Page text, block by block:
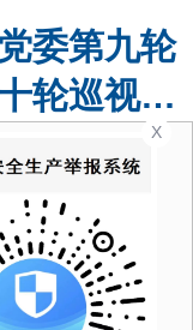
委第九轮
轮巡视动
高巡视的
建设社会
强政治保
X